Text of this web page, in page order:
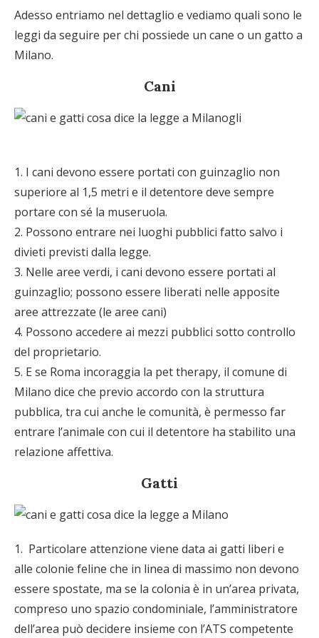
Adesso entriamo nel dettaglio e vediamo quali sono le
leggi da seguire per chi possiede un cane o un gatto a
Milano.
Cani
1. I cani devono essere portati con guinzaglio non
superiore al 1,5 metri e il detentore deve sempre
portare con sé la museruola.
2. Possono entrare nei luoghi pubblici fatto salvo i
divieti previsti dalla legge.
3. Nelle aree verdi, i cani devono essere portati al
guinzaglio; possono essere liberati nelle apposite
aree attrezzate (le aree cani)
4. Possono accedere ai mezzi pubblici sotto controllo
del proprietario.
5. E se Roma incoraggia la pet therapy, il comune di
Milano dice che previo accordo con la struttura
pubblica, tra cui anche le comunità, è permesso far
entrare l’animale con cui il detentore ha stabilito una
relazione affettiva.
Gatti
1. Particolare attenzione viene data ai gatti liberi e
alle colonie feline che in linea di massimo non devono
essere spostate, ma se la colonia è in un’area privata,
compreso uno spazio condominiale, l’amministratore
dell’area può decidere insieme con l’ATS competente